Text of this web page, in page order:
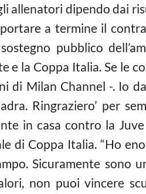
allenatori dipendo dai
a termine il
pubblico
e la Coppa Italia. Se le
di Milan Channel -. Io
Ringraziero’ per
in casa contro la
di Coppa Italia. “Ho
Sicuramente sono
non puoi vincere